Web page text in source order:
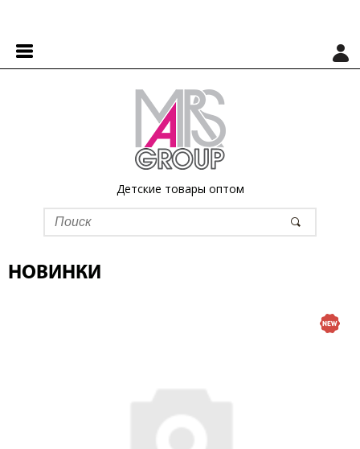
Детские товары оптом
НОВИНКИ